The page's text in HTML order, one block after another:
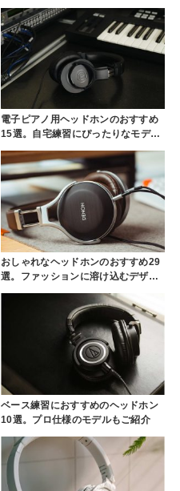
電子ピアノ用ヘッドホンのおすすめ
15選。自宅練習にぴったりなモデ…
おしゃれなヘッドホンのおすすめ29
選。ファッションに溶け込むデザ…
ベース練習におすすめのヘッドホン
10選。プロ仕様のモデルもご紹介